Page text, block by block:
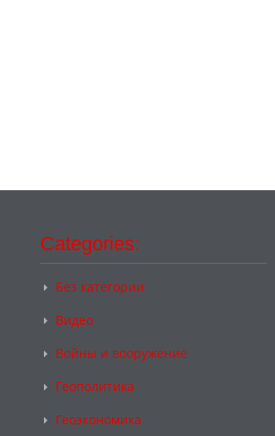
Categories:
Без категории
Видео
Войны и вооружение
Геополитика
Геоэкономика